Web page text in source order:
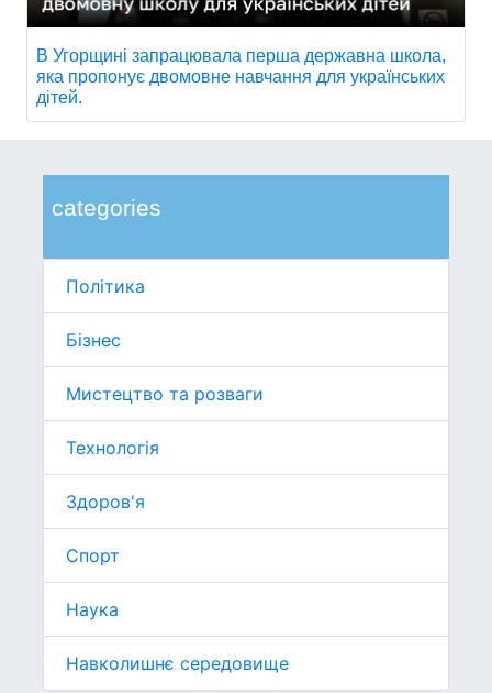
categories
Політика
Бізнес
Мистецтво та розваги
Технологія
Здоров'я
Спорт
Наука
Навколишнє середовище
В Угорщині запрацювала перша державна школа,
яка пропонує двомовне навчання для українських
дітей.